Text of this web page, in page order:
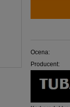
Ocena:
Producent: